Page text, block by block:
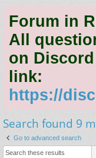
ks s
Forum in
All
on
link:
https://
Search found 9
Go to advanced search